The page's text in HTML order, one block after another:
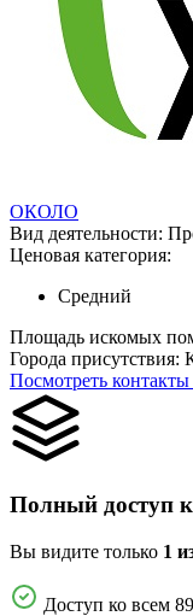
ОКОЛО
Вид деятельности:
Ценовая категория:
Средний
Площадь искомых
Города присутствия:
Посмотреть
Полный доступ
Вы видите только 1
Доступ ко всем